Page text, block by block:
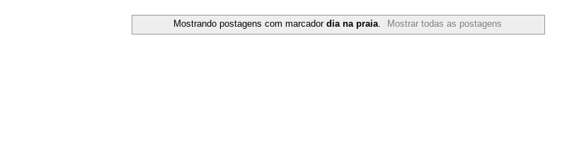
Mostrando postagens com marcador dia na praia. Mostrar todas as postagens